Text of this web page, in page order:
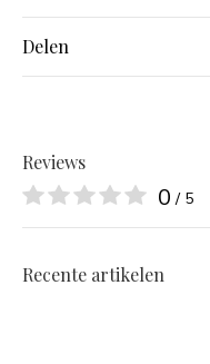
Delen
Reviews
0 / 5
Recente artikelen